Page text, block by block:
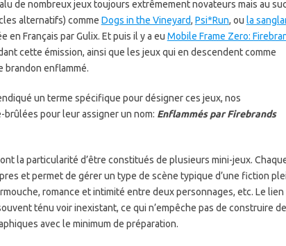
de nombreux jeux toujours extrêmement novateurs mais au
alternatifs) comme Dogs in the Vineyard, Psi*Run, ou la
en Français par Gulix. Et puis il y a eu Mobile Frame Zero:
cette émission, ainsi que les jeux qui en descendent comme
brandon enflammé.
un terme spécifique pour désigner ces jeux, nos
pour leur assigner un nom: Enflammés par Firebrands
la particularité d’être constitués de plusieurs mini-jeux.
et permet de gérer un type de scène typique d’une fiction
romance et intimité entre deux personnages, etc. Le lien
ténu voir inexistant, ce qui n’empêche pas de construire
avec le minimum de préparation.